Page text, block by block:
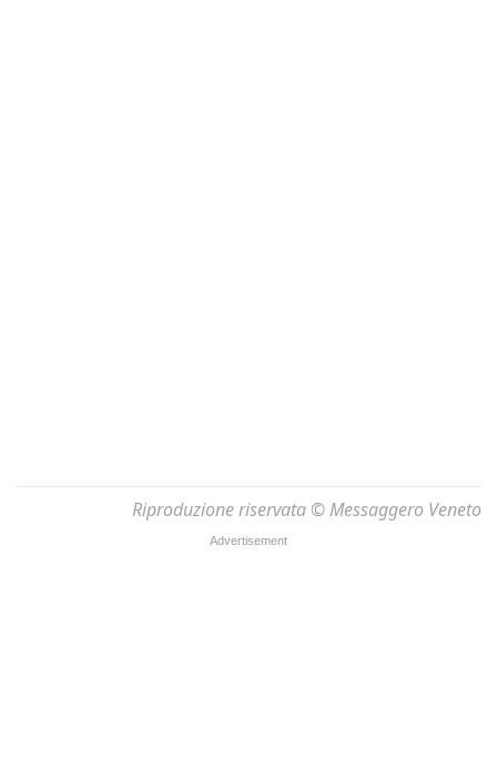
Riproduzione riservata © Messaggero Veneto